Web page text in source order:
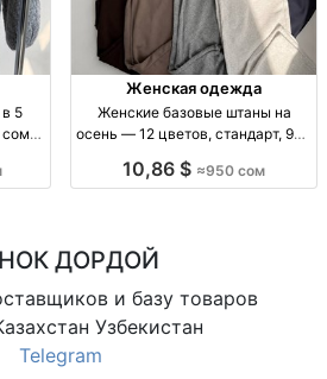
5
сом
Женская одежда
Женские базовые штаны на
осень — 12 цветов, стандарт, 950
стандарт, 12 цв., собств. пр-во,
10,86 $ ≈950 сом
ДОРДОЙ
и базу товаров
Узбекистан
Telegram